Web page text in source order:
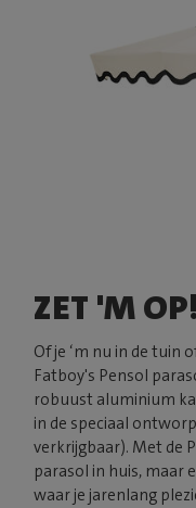
ZET 'M OP!
Of je ‘m nu in de tuin
Fatboy's Pensol
robuust aluminium
in de speciaal
verkrijgbaar). Met de
parasol in huis, maar
waar je jarenlang